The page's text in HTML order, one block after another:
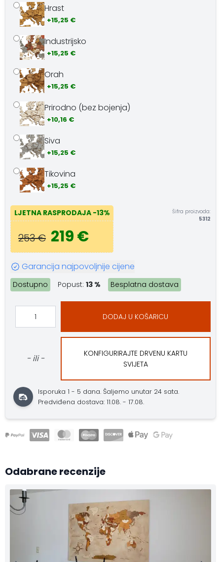
Hrast
+15,25 €
Industrijsko
+15,25 €
Orah
+15,25 €
Prirodno (bez bojenja)
+10,16 €
Siva
+15,25 €
Tikovina
+15,25 €
LJETNA RASPRODAJA -13%
253 € 219 €
Šifra proizvoda:
5312
Garancija najpovoljnije cijene
Dostupno Popust: 13 % Besplatna dostava
DODAJ U KOŠARICU
- ili -
KONFIGURIRAJTE DRVENU KARTU
SVIJETA
Isporuka 1 - 5 dana.Šaljemo unutar 24 sata.
Predviđena dostava: 11.08. - 17.08.
Odabrane recenzije